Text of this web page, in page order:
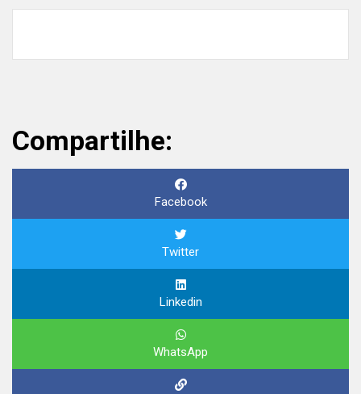
Compartilhe:
Facebook
Twitter
Linkedin
WhatsApp